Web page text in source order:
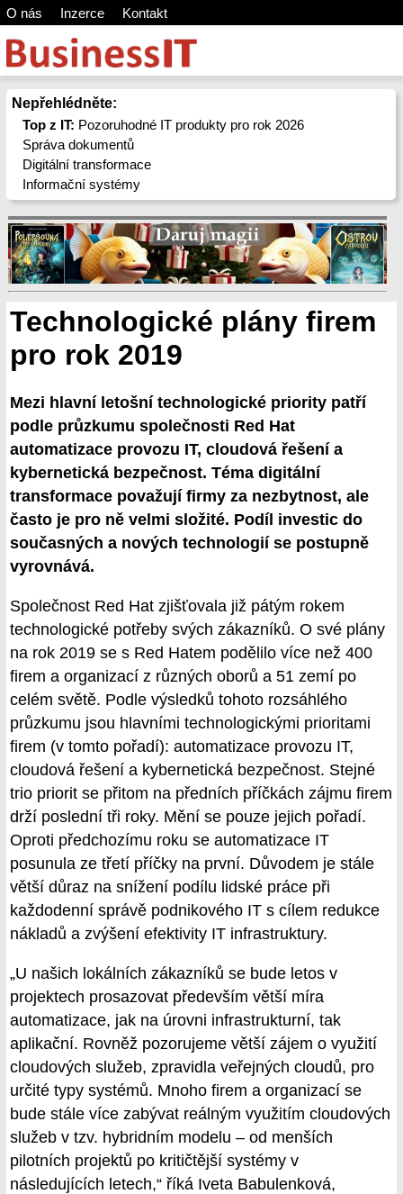
O nás Inzerce Kontakt
Nepřehlédněte:
Top z IT: Pozoruhodné IT produkty pro rok 2026
Správa dokumentů
Digitální transformace
Informační systémy
Technologické plány firem
pro rok 2019
Mezi hlavní letošní technologické priority patří
podle průzkumu společnosti Red Hat
automatizace provozu IT, cloudová řešení a
kybernetická bezpečnost. Téma digitální
transformace považují firmy za nezbytnost, ale
často je pro ně velmi složité. Podíl investic do
současných a nových technologií se postupně
vyrovnává.
Společnost Red Hat zjišťovala již pátým rokem
technologické potřeby svých zákazníků. O své plány
na rok 2019 se s Red Hatem podělilo více než 400
firem a organizací z různých oborů a 51 zemí po
celém světě. Podle výsledků tohoto rozsáhlého
průzkumu jsou hlavními technologickými prioritami
firem (v tomto pořadí): automatizace provozu IT,
cloudová řešení a kybernetická bezpečnost. Stejné
trio priorit se přitom na předních příčkách zájmu firem
drží poslední tři roky. Mění se pouze jejich pořadí.
Oproti předchozímu roku se automatizace IT
posunula ze třetí příčky na první. Důvodem je stále
větší důraz na snížení podílu lidské práce při
každodenní správě podnikového IT s cílem redukce
nákladů a zvýšení efektivity IT infrastruktury.
„U našich lokálních zákazníků se bude letos v
projektech prosazovat především větší míra
automatizace, jak na úrovni infrastrukturní, tak
aplikační. Rovněž pozorujeme větší zájem o využití
cloudových služeb, zpravidla veřejných cloudů, pro
určité typy systémů. Mnoho firem a organizací se
bude stále více zabývat reálným využitím cloudových
služeb v tzv. hybridním modelu – od menších
pilotních projektů po kritičtější systémy v
následujících letech,“ říká Iveta Babulenková,